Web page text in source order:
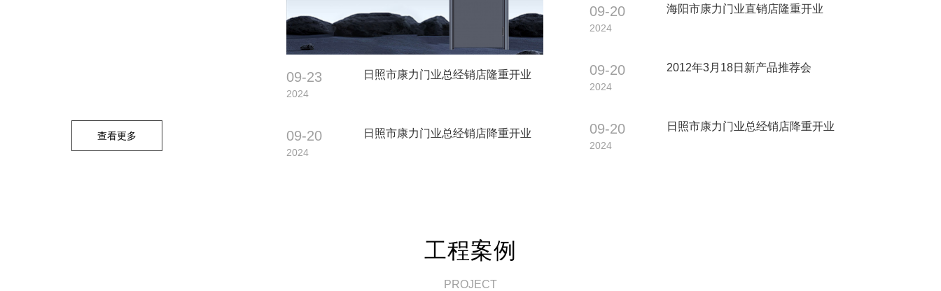
查看更多
09-23
2024
日照市康力门业总经销店隆重开业
09-20
2024
日照市康力门业总经销店降重开业
09-20
2024
海阳市康力门业直销店隆重开业
09-20
2024
2012年3月18日新产品推荐会
09-20
2024
日照市康力门业总经销店降重开业
工程案例
PROJECT